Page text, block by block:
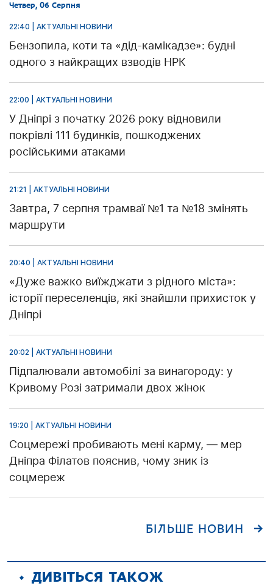
Четвер, 06 Серпня
22:40 | АКТУАЛЬНІ НОВИНИ
Бензопила, коти та «дід-камікадзе»: будні
одного з найкращих взводів НРК
22:00 | АКТУАЛЬНІ НОВИНИ
У Дніпрі з початку 2026 року відновили
покрівлі 111 будинків, пошкоджених
російськими атаками
21:21 | АКТУАЛЬНІ НОВИНИ
Завтра, 7 серпня трамваї №1 та №18 змінять
маршрути
20:40 | АКТУАЛЬНІ НОВИНИ
«Дуже важко виїжджати з рідного міста»:
історії переселенців, які знайшли прихисток у
Дніпрі
20:02 | АКТУАЛЬНІ НОВИНИ
Підпалювали автомобілі за винагороду: у
Кривому Розі затримали двох жінок
19:20 | АКТУАЛЬНІ НОВИНИ
Соцмережі пробивають мені карму, — мер
Дніпра Філатов пояснив, чому зник із
соцмереж
БІЛЬШЕ НОВИН
ДИВІТЬСЯ ТАКОЖ